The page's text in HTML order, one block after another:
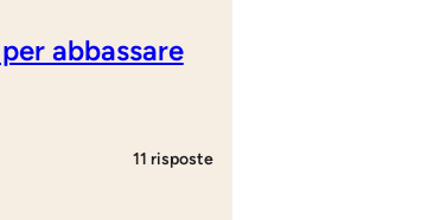
abbassare
11 risposte